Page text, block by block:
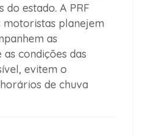
estado. A PRF
motoristas planejem
as
condições das
evitem o
de chuva